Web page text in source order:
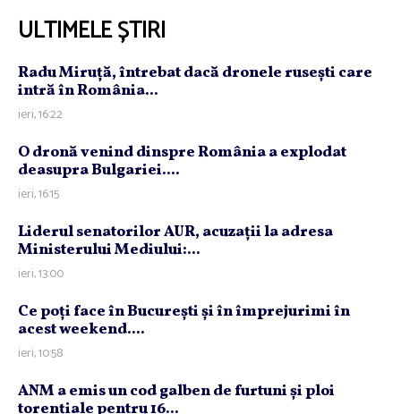
ULTIMELE ȘTIRI
Radu Miruţă, întrebat dacă dronele ruseşti care
intră în România...
ieri, 16:22
O dronă venind dinspre România a explodat
deasupra Bulgariei....
ieri, 16:15
Liderul senatorilor AUR, acuzaţii la adresa
Ministerului Mediului:...
ieri, 13:00
Ce poţi face în Bucureşti şi în împrejurimi în
acest weekend....
ieri, 10:58
ANM a emis un cod galben de furtuni şi ploi
torenţiale pentru 16...